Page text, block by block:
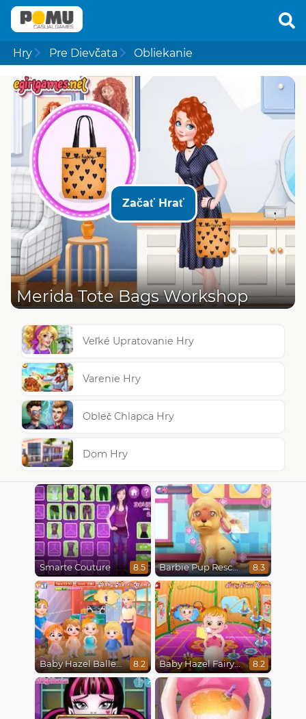
Hry Pre Dievčata Obliekanie
Začať Hrať
Merida Tote Bags Workshop
Veľké Upratovanie Hry
Varenie Hry
Obleč Chlapca Hry
Dom Hry
Smarte Couture 8.5 Barbie Pup Rescue 8.3
Baby Hazel Ballerina Dance 8.2 Baby Hazel Fairyland Ballet 8.2